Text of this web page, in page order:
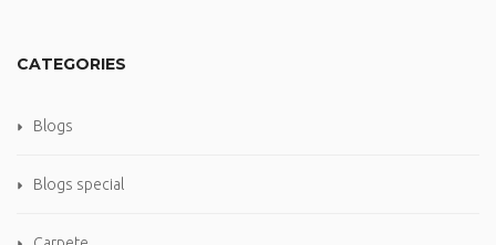
CATEGORIES
Blogs
Blogs special